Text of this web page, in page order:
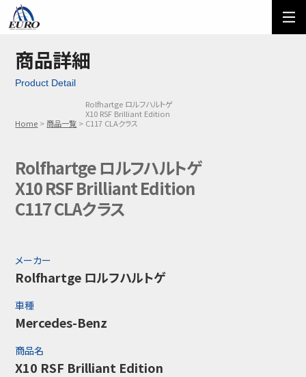
ご利用方法
メール問い合わせ
03-5674-7742
商品詳細
Product Detail
Home 商品一覧
Rolfhartge ロルフハルトゲ
X10 RSF Brilliant Edition
C117 CLAクラス
Rolfhartge ロルフハルトゲ
X10 RSF Brilliant Edition
C117 CLAクラス
メーカー
Rolfhartge ロルフハルトゲ
車種
Mercedes-Benz
商品名
X10 RSF Brilliant Edition